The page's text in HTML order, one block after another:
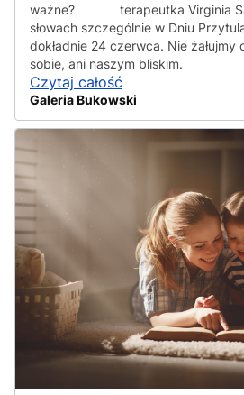
terapeutka Virginia
słowach szczególnie w Dniu
dokładnie 24 czerwca. Nie żałujmy
sobie, ani naszym bliskim.
Czytaj całość
Galeria Bukowski